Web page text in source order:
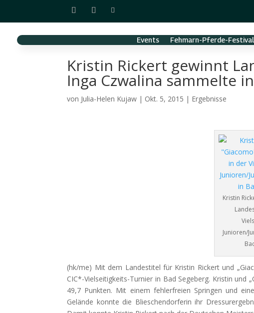
Events Fehmarn-Pferde-Festival
Kristin Rickert gewinnt
Inga Czwalina sammelte
von Julia-Helen Kujaw | Okt. 5, 2015 | Ergebnisse
Kristin
Junioren/
(hk/me) Mit dem Landestitel für Kristin Rickert und
CIC*-Vielseitigkeits-Turnier in Bad Segeberg. Kristin und
49,7 Punkten. Mit einem fehlerfreien Springen und
Gelände konnte die Blieschendorferin ihr